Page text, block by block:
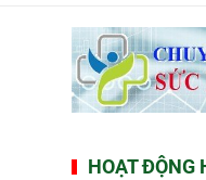
HOẠT ĐỘNG